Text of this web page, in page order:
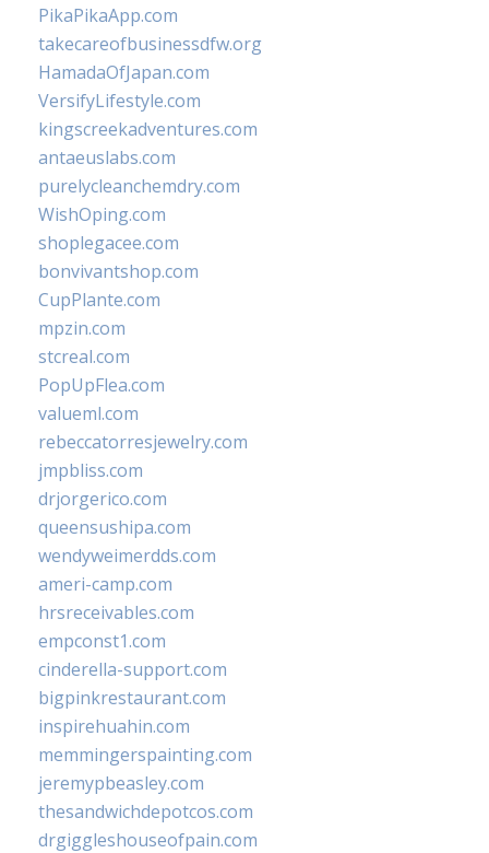
PikaPikaApp.com
takecareofbusinessdfw.org
HamadaOfJapan.com
VersifyLifestyle.com
kingscreekadventures.com
antaeuslabs.com
purelycleanchemdry.com
WishOping.com
shoplegacee.com
bonvivantshop.com
CupPlante.com
mpzin.com
stcreal.com
PopUpFlea.com
valueml.com
rebeccatorresjewelry.com
jmpbliss.com
drjorgerico.com
queensushipa.com
wendyweimerdds.com
ameri-camp.com
hrsreceivables.com
empconst1.com
cinderella-support.com
bigpinkrestaurant.com
inspirehuahin.com
memmingerspainting.com
jeremypbeasley.com
thesandwichdepotcos.com
drgiggleshouseofpain.com